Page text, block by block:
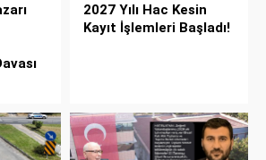
2027 Yılı Hac Kesin
Kayıt İşlemleri Başladı!